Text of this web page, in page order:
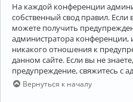
На каждой конференции
собственный свод правил.
можете получить
администратора конференции,
никакого отношения к
данном сайте. Если вы не
предупреждение, свяжитесь с
Вернуться к началу